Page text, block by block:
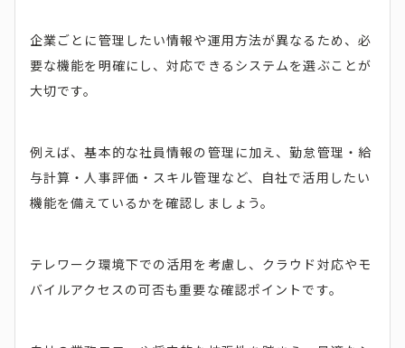
企業ごとに管理したい情報や運用方法が異なるため、必
要な機能を明確にし、対応できるシステムを選ぶことが
大切です。
例えば、基本的な社員情報の管理に加え、勤怠管理・給
与計算・人事評価・スキル管理など、自社で活用したい
機能を備えているかを確認しましょう。
テレワーク環境下での活用を考慮し、クラウド対応やモ
バイルアクセスの可否も重要な確認ポイントです。